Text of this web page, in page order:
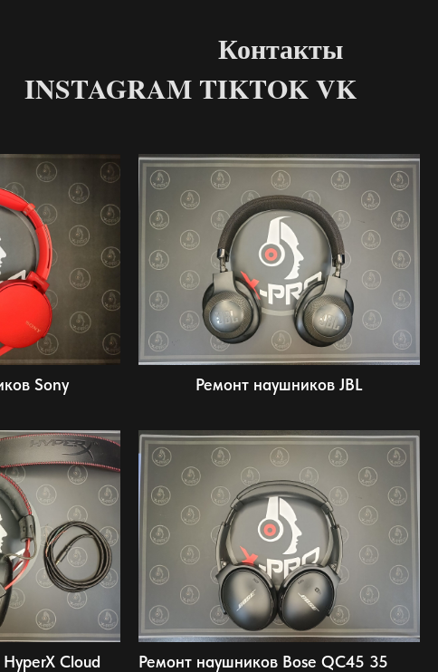
Контакты
INSTAGRAM TIKTOK VK
Sony Ремонт наушников JBL
Cloud Ремонт наушников Bose QC45 35